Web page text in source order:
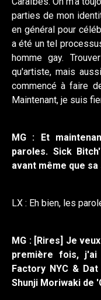
parties de mon
en général pour
a été un tel
homme gay.
qu'artiste, mais
commencé à faire
Maintenant, je suis
MG : Et
paroles. Sick
avant même que
LX : Eh bien, les
MG : [Rires] Je
première fois, j'ai
Factory NYC &
Shunji Moriwaki de